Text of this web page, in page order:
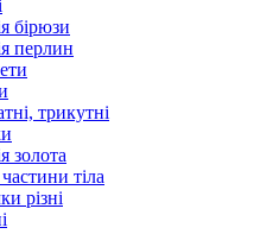
бірюзи
перлин
трикутні
золота
тіла
різні